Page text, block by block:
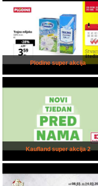
Plodine super akcija
Kaufland super akcija 2